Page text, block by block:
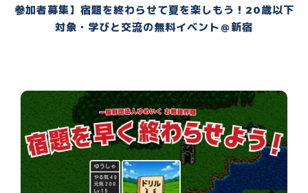
参加者募集】宿題を終わらせて夏を楽しもう！20歳以下
対象・学びと交流の無料イベント＠新宿